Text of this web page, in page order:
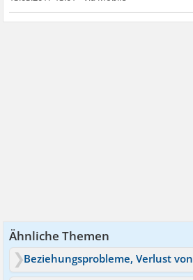
Ähnliche Themen